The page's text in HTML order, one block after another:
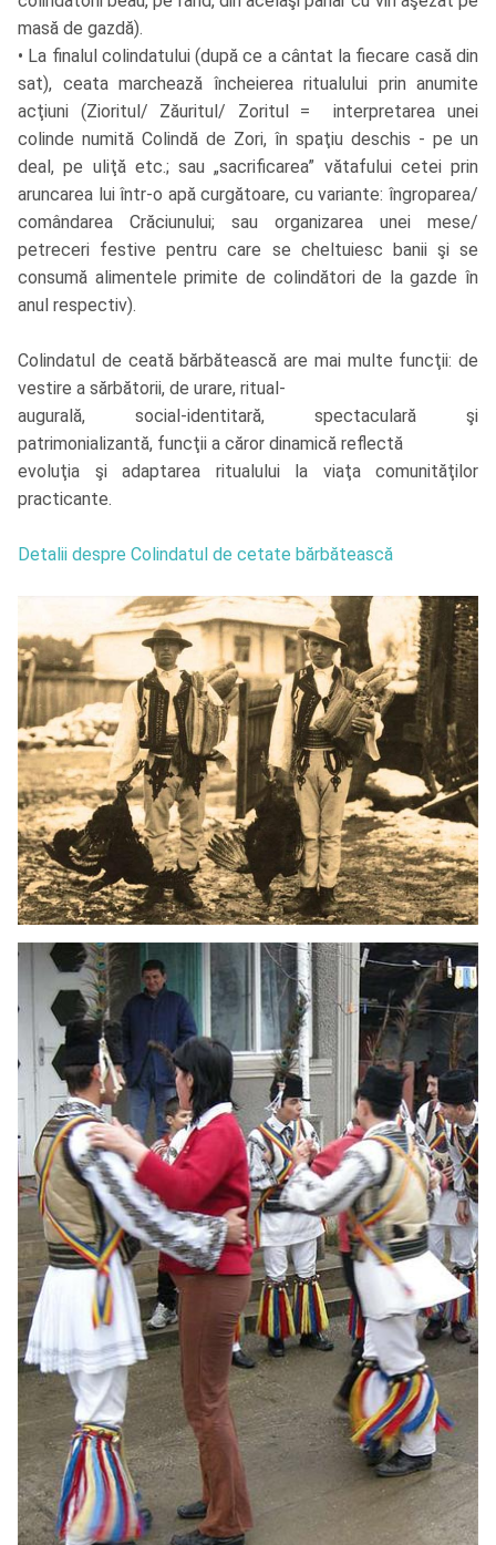
masă de gazdă).
• La finalul colindatului (după ce a cântat la fiecare casă din
sat), ceata marchează încheierea ritualului prin anumite
acţiuni (Zioritul/ Zăuritul/ Zoritul = interpretarea unei
colinde numită Colindă de Zori, în spaţiu deschis - pe un
deal, pe uliţă etc.; sau „sacrificarea” vătafului cetei prin
aruncarea lui într-o apă curgătoare, cu variante: îngroparea/
comândarea Crăciunului; sau organizarea unei mese/
petreceri festive pentru care se cheltuiesc banii şi se
consumă alimentele primite de colindători de la gazde în
anul respectiv).
Colindatul de ceată bărbătească are mai multe funcţii: de
vestire a sărbătorii, de urare, ritual-
augurală, social-identitară, spectaculară şi
patrimonializantă, funcţii a căror dinamică reflectă
evoluţia şi adaptarea ritualului la viaţa comunităţilor
practicante.
Detalii despre Colindatul de cetate bărbătească